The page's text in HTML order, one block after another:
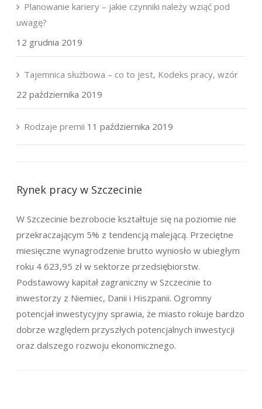
Planowanie kariery – jakie czynniki należy wziąć pod
uwagę?
12 grudnia 2019
Tajemnica służbowa – co to jest, Kodeks pracy, wzór
22 października 2019
Rodzaje premii 11 października 2019
Rynek pracy w Szczecinie
W Szczecinie bezrobocie kształtuje się na poziomie nie
przekraczającym 5% z tendencją malejącą. Przeciętne
miesięczne wynagrodzenie brutto wyniosło w ubiegłym
roku 4 623,95 zł w sektorze przedsiębiorstw.
Podstawowy kapitał zagraniczny w Szczecinie to
inwestorzy z Niemiec, Danii i Hiszpanii. Ogromny
potencjał inwestycyjny sprawia, że miasto rokuje bardzo
dobrze względem przyszłych potencjalnych inwestycji
oraz dalszego rozwoju ekonomicznego.